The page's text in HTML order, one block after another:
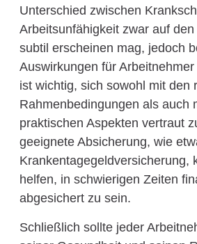
Unterschied zwischen
Arbeitsunfähigkeit zwar auf
subtil erscheinen mag, jedoch
Auswirkungen für
ist wichtig, sich sowohl mit den
Rahmenbedingungen als auch
praktischen Aspekten vertraut
geeignete Absicherung, wie
Krankentagegeldversicherung,
helfen, in schwierigen Zeiten
abgesichert zu sein.
Schließlich sollte jeder